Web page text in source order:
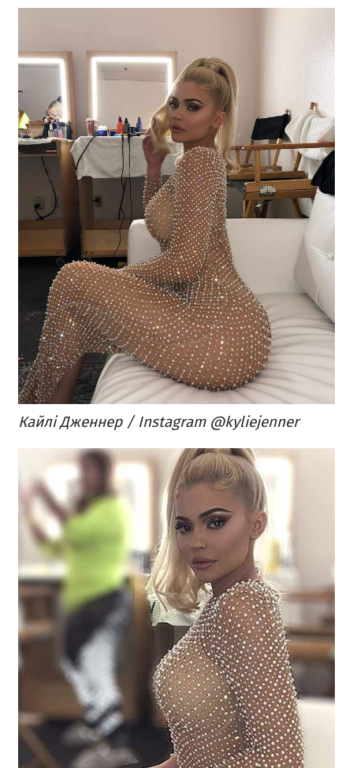
Кайлі Дженнер / Instagram @kyliejenner